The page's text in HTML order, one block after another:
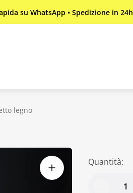
su WhatsApp • Spedizione in 24h
legno
Quantità: